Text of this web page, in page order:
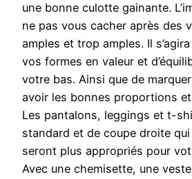
une bonne culotte gainante.
ne pas vous cacher après des
amples et trop amples. Il
vos formes en valeur et
votre bas. Ainsi que de
avoir les bonnes proportions
Les pantalons, leggings et t-
standard et de coupe droite
seront plus appropriés pour
Avec une chemisette, une